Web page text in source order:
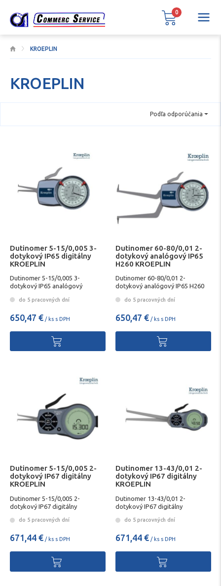
KROEPLIN
KROEPLIN
Podľa odporúčania
Dutinomer 5-15/0,005 3-
dotykový IP65 digitálny
KROEPLIN
Dutinomer 5-15/0,005 3-
dotykový IP65 analógový
do 5 pracovných dní
650,47 € / ks s DPH
Dutinomer 60-80/0,01 2-
dotykový analógový IP65
H260 KROEPLIN
Dutinomer 60-80/0,01 2-
dotykový analógový IP65 H260
do 5 pracovných dní
650,47 € / ks s DPH
Dutinomer 5-15/0,005 2-
dotykový IP67 digitálny
KROEPLIN
Dutinomer 5-15/0,005 2-
dotykový IP67 digitálny
do 5 pracovných dní
671,44 € / ks s DPH
Dutinomer 13-43/0,01 2-
dotykový IP67 digitálny
KROEPLIN
Dutinomer 13-43/0,01 2-
dotykový IP67 digitálny
do 5 pracovných dní
671,44 € / ks s DPH
0